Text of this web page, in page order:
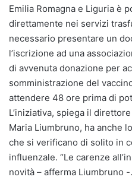
Emilia Romagna e Liguria è
direttamente nei servizi
necessario presentare un
l’iscrizione ad una
di avvenuta donazione per
somministrazione del
attendere 48 ore prima di
L’iniziativa, spiega il
Maria Liumbruno, ha anche
che si verificano di solito in
influenzale. “Le carenze
novità – afferma Liumbruno